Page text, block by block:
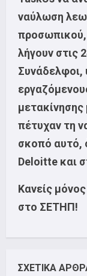
ναύλωση
προσωπικού,
λήγουν στις
Συνάδελφοι,
μετακίνησης
πέτυχαν τη
σκοπό αυτό,
Deloitte και
Κανείς
στο ΣΕΤΗΠ!
ΣΧΕΤΙΚΑ